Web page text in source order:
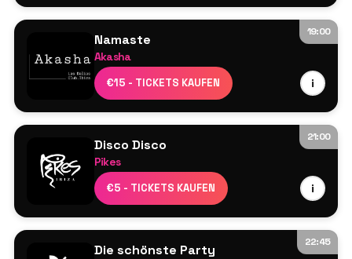
19:00
Namaste
Akasha
€15 - TICKETS KAUFEN i
Line-up wird noch bekannt gegeben
21:00
Disco Disco
Pikes
€5 - TICKETS KAUFEN i
Line-up wird noch bekannt gegeben
22:45
Die schönste Party